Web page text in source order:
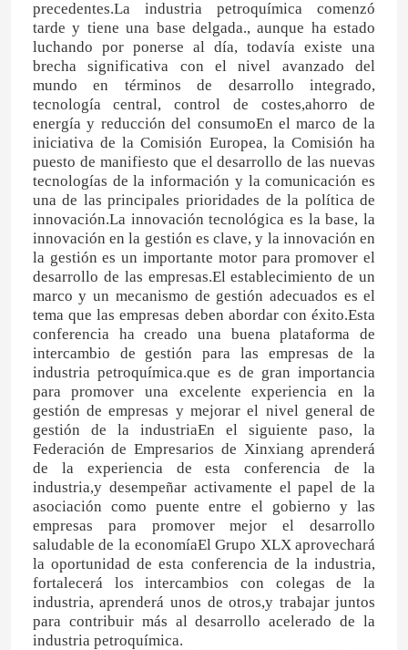
Casos
Urea
Fertilizante de nitrógeno y potasio
Fertilizante compuesto
Nitrato de calcio y amonio (CAN)
Melamina
Biometanol
Urea automotriz del grado
Los plásticos POM
Alcohol furfuril
DMF
precedentes.La industria petroquímica comenzó
tarde y tiene una base delgada., aunque ha estado
luchando por ponerse al día, todavía existe una
brecha significativa con el nivel avanzado del
mundo en términos de desarrollo integrado,
tecnología central, control de costes,ahorro de
energía y reducción del consumoEn el marco de la
iniciativa de la Comisión Europea, la Comisión ha
puesto de manifiesto que el desarrollo de las nuevas
tecnologías de la información y la comunicación es
una de las principales prioridades de la política de
innovación.La innovación tecnológica es la base, la
innovación en la gestión es clave, y la innovación en
la gestión es un importante motor para promover el
desarrollo de las empresas.El establecimiento de un
marco y un mecanismo de gestión adecuados es el
tema que las empresas deben abordar con éxito.Esta
conferencia ha creado una buena plataforma de
intercambio de gestión para las empresas de la
industria petroquímica.que es de gran importancia
para promover una excelente experiencia en la
gestión de empresas y mejorar el nivel general de
gestión de la industriaEn el siguiente paso, la
Federación de Empresarios de Xinxiang aprenderá
de la experiencia de esta conferencia de la
industria,y desempeñar activamente el papel de la
asociación como puente entre el gobierno y las
empresas para promover mejor el desarrollo
saludable de la economíaEl Grupo XLX aprovechará
la oportunidad de esta conferencia de la industria,
fortalecerá los intercambios con colegas de la
industria, aprenderá unos de otros,y trabajar juntos
para contribuir más al desarrollo acelerado de la
industria petroquímica.